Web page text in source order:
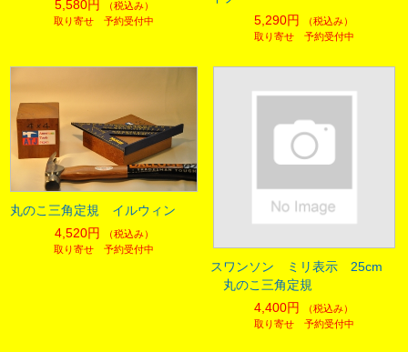
5,580円
（税込み）
取り寄せ 予約受付中
5,290円
（税込み）
取り寄せ 予約受付中
丸のこ三角定規 イルウィン
4,520円
（税込み）
取り寄せ 予約受付中
スワンソン ミリ表示 25cm
丸のこ三角定規
4,400円
（税込み）
取り寄せ 予約受付中